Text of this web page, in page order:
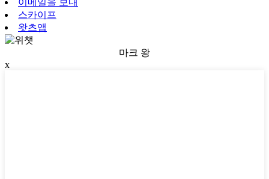
이메일을 보내
스카이프
왓츠앱
마크 왕
x